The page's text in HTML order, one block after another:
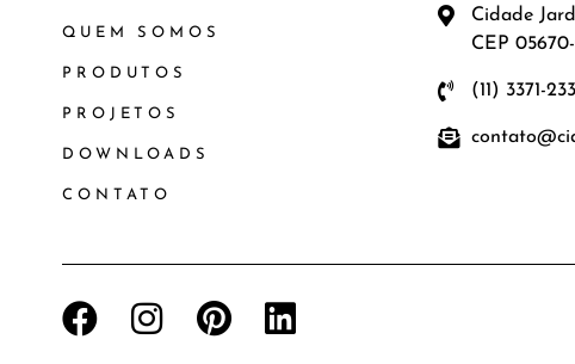
QUEM SOMOS
PRODUTOS
PROJETOS
DOWNLOADS
CONTATO
Cidade
CEP
(11) 3371-